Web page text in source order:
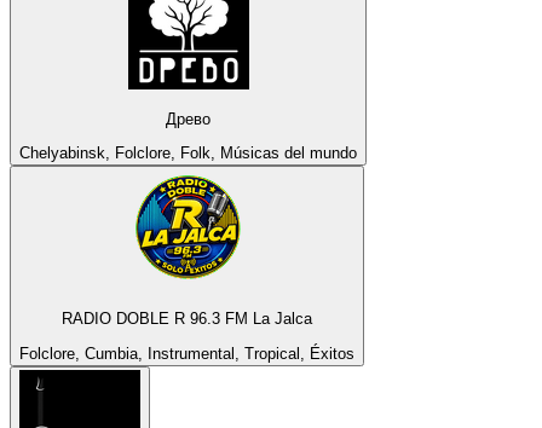
Древо
Chelyabinsk, Folclore, Folk, Músicas del mundo
RADIO DOBLE R 96.3 FM La Jalca
Folclore, Cumbia, Instrumental, Tropical, Éxitos